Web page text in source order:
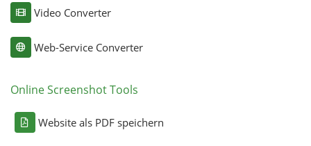
Video Converter
Web-Service Converter
Online Screenshot Tools
Website als PDF speichern